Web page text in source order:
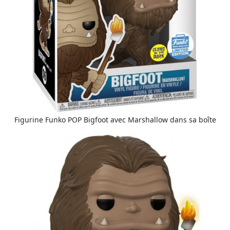
Figurine Funko POP Bigfoot avec Marshallow dans sa boîte